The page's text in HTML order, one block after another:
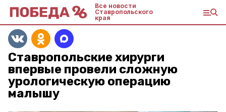
Все новости
Ставропольского
края
Ставропольские хирурги
впервые провели сложную
урологическую операцию
малышу